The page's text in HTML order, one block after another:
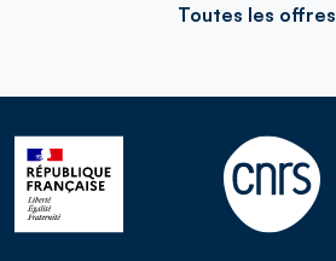
Toutes les offres